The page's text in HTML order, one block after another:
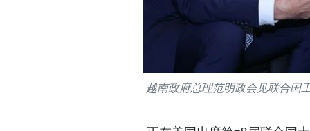
越南政府总理范明政会见联合国